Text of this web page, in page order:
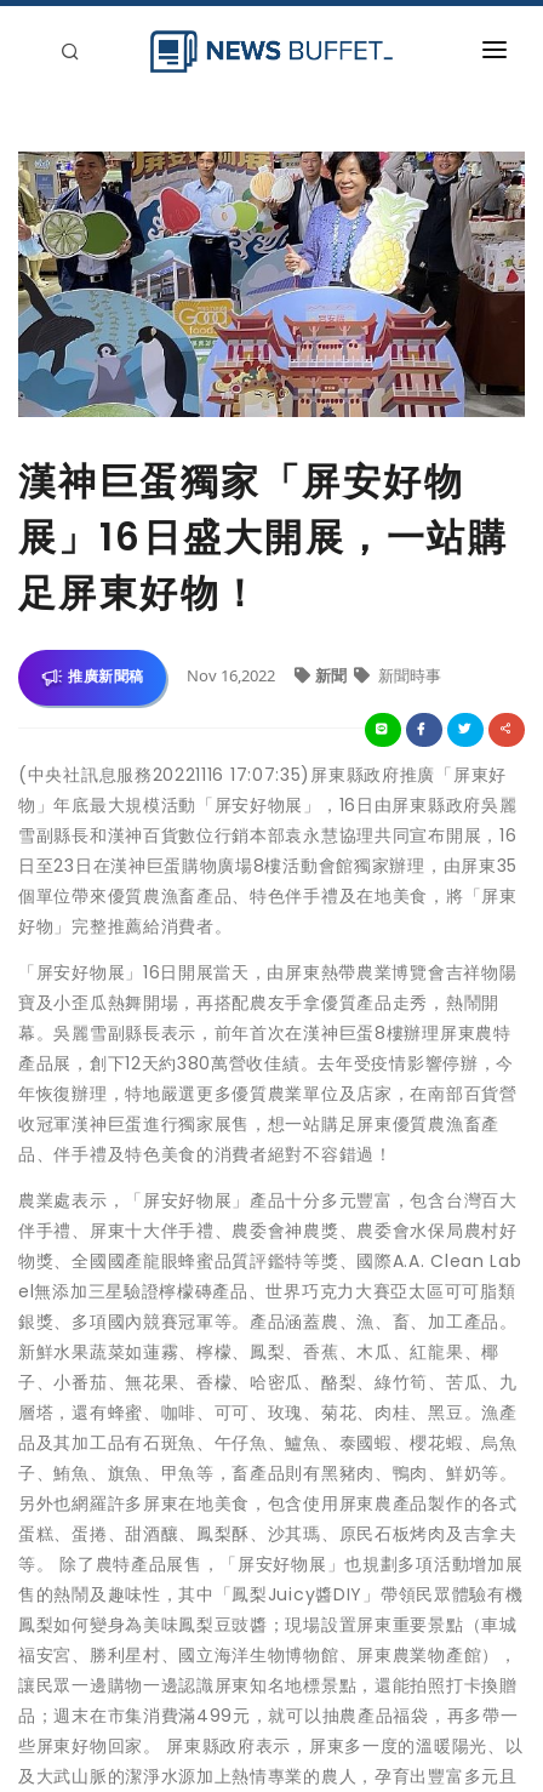
新聞稿分類
登入
刊登
漢神巨蛋獨家「屏安好物
展」16日盛大開展，一站購
足屏東好物！
推廣新聞稿 Nov 16,2022 新聞 新聞時事
(中央社訊息服務20221116 17:07:35)屏東縣政府推廣「屏東好
物」年底最大規模活動「屏安好物展」，16日由屏東縣政府吳麗
雪副縣長和漢神百貨數位行銷本部袁永慧協理共同宣布開展，16
日至23日在漢神巨蛋購物廣場8樓活動會館獨家辦理，由屏東35
個單位帶來優質農漁畜產品、特色伴手禮及在地美食，將「屏東
好物」完整推薦給消費者。
「屏安好物展」16日開展當天，由屏東熱帶農業博覽會吉祥物陽
寶及小歪瓜熱舞開場，再搭配農友手拿優質產品走秀，熱鬧開
幕。吳麗雪副縣長表示，前年首次在漢神巨蛋8樓辦理屏東農特
產品展，創下12天約380萬營收佳績。去年受疫情影響停辦，今
年恢復辦理，特地嚴選更多優質農業單位及店家，在南部百貨營
收冠軍漢神巨蛋進行獨家展售，想一站購足屏東優質農漁畜產
品、伴手禮及特色美食的消費者絕對不容錯過！
農業處表示，「屏安好物展」產品十分多元豐富，包含台灣百大
伴手禮、屏東十大伴手禮、農委會神農獎、農委會水保局農村好
物獎、全國國產龍眼蜂蜜品質評鑑特等獎、國際A.A. Clean Lab
el無添加三星驗證檸檬磚產品、世界巧克力大賽亞太區可可脂類
銀獎、多項國內競賽冠軍等。產品涵蓋農、漁、畜、加工產品。
新鮮水果蔬菜如蓮霧、檸檬、鳳梨、香蕉、木瓜、紅龍果、椰
子、小番茄、無花果、香檬、哈密瓜、酪梨、綠竹筍、苦瓜、九
層塔，還有蜂蜜、咖啡、可可、玫瑰、菊花、肉桂、黑豆。漁產
品及其加工品有石斑魚、午仔魚、鱸魚、泰國蝦、櫻花蝦、烏魚
子、鮪魚、旗魚、甲魚等，畜產品則有黑豬肉、鴨肉、鮮奶等。
另外也網羅許多屏東在地美食，包含使用屏東農產品製作的各式
蛋糕、蛋捲、甜酒釀、鳳梨酥、沙其瑪、原民石板烤肉及吉拿夫
等。 除了農特產品展售，「屏安好物展」也規劃多項活動增加展
售的熱鬧及趣味性，其中「鳳梨Juicy醬DIY」帶領民眾體驗有機
鳳梨如何變身為美味鳳梨豆豉醬；現場設置屏東重要景點（車城
福安宮、勝利星村、國立海洋生物博物館、屏東農業物產館），
讓民眾一邊購物一邊認識屏東知名地標景點，還能拍照打卡換贈
品；週末在市集消費滿499元，就可以抽農產品福袋，再多帶一
些屏東好物回家。 屏東縣政府表示，屏東多一度的溫暖陽光、以
及大武山脈的潔淨水源加上熱情專業的農人，孕育出豐富多元且